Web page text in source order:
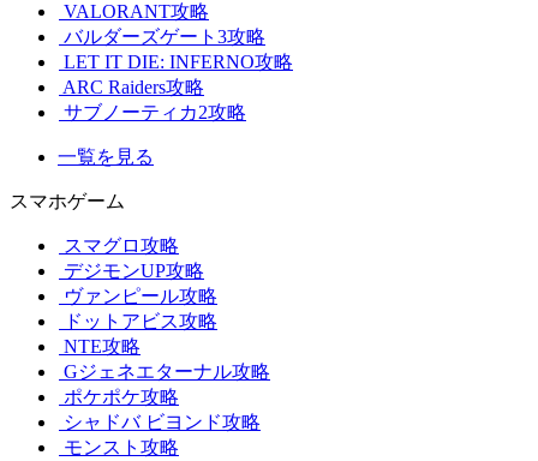
VALORANT攻略
バルダーズゲート3攻略
LET IT DIE: INFERNO攻略
ARC Raiders攻略
サブノーティカ2攻略
一覧を見る
スマホゲーム
スマグロ攻略
デジモンUP攻略
ヴァンピール攻略
ドットアビス攻略
NTE攻略
Gジェネエターナル攻略
ポケポケ攻略
シャドバ ビヨンド攻略
モンスト攻略